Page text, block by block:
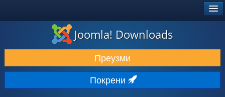
ПРЕУЗИМАЊЕ И ПРОШИРЕЊА (ЕКСТЕНЗИЈЕ)
ОТКРИЈТЕ И НАУЧИТЕ
ЗАЈЕДНИЦА И ПОДРШКА
Joomla! Downloads
Преузми
Покрени